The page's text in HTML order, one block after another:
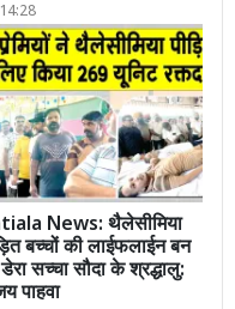
News: थैलेसीमिया
बच्चों की लाईफलाईन बन
सच्चा सौदा के श्रद्धालु:
पाहवा